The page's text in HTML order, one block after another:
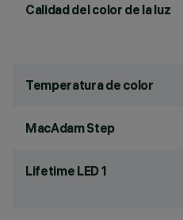
Calidad del color de la luz
Temperatura de color
MacAdam Step
Lifetime LED 1